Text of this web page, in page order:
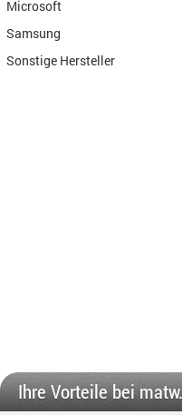
Microsoft
Samsung
Sonstige Hersteller
Ihre Vorteile bei